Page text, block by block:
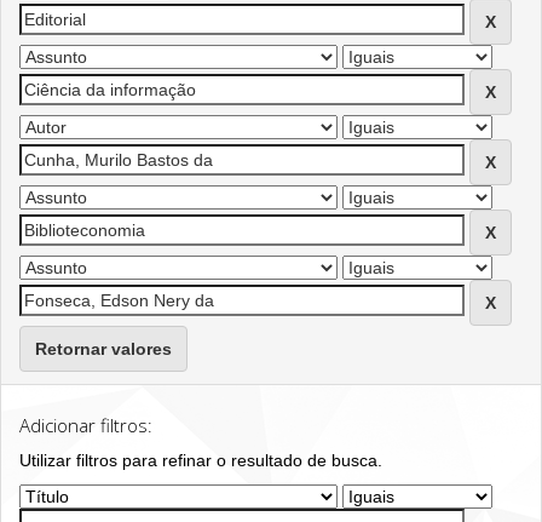
Retornar valores
Adicionar filtros:
Utilizar filtros para refinar o resultado de busca.